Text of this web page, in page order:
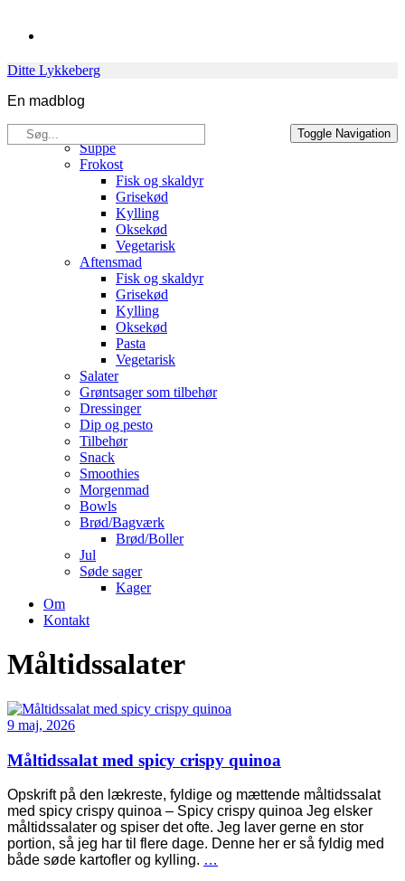
Ditte Lykkeberg
En madblog
Søg
efter:
Toggle Navigation
Opskrifter
Suppe
Frokost
Fisk og skaldyr
Grisekød
Kylling
Oksekød
Vegetarisk
Aftensmad
Fisk og skaldyr
Grisekød
Kylling
Oksekød
Pasta
Vegetarisk
Salater
Grøntsager som tilbehør
Dressinger
Dip og pesto
Tilbehør
Snack
Smoothies
Morgenmad
Bowls
Brød/Bagværk
Brød/Boller
Jul
Søde sager
Kager
Om
Kontakt
Måltidssalater
9 maj, 2026
Måltidssalat med spicy crispy quinoa
Opskrift på den lækreste, fyldige og mættende måltidssalat
med spicy crispy quinoa – Spicy crispy quinoa Jeg elsker
måltidssalater og spiser det ofte. Jeg laver gerne en stor
portion, så jeg har til flere dage. Denne her er så fyldig med
både søde kartofler og kylling. …